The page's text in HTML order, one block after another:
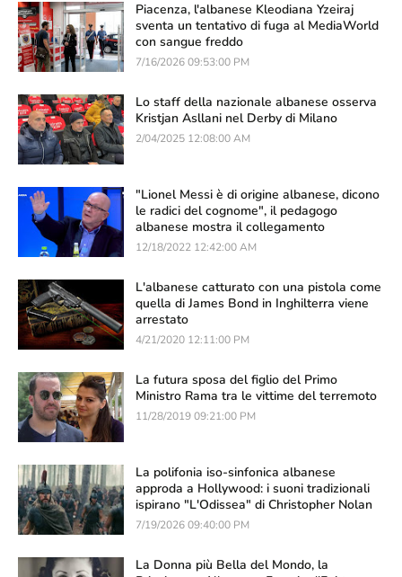
Piacenza, l'albanese Kleodiana Yzeiraj
sventa un tentativo di fuga al MediaWorld
con sangue freddo
7/16/2026 09:53:00 PM
Lo staff della nazionale albanese osserva
Kristjan Asllani nel Derby di Milano
2/04/2025 12:08:00 AM
"Lionel Messi è di origine albanese, dicono
le radici del cognome", il pedagogo
albanese mostra il collegamento
12/18/2022 12:42:00 AM
L'albanese catturato con una pistola come
quella di James Bond in Inghilterra viene
arrestato
4/21/2020 12:11:00 PM
La futura sposa del figlio del Primo
Ministro Rama tra le vittime del terremoto
11/28/2019 09:21:00 PM
La polifonia iso-sinfonica albanese
approda a Hollywood: i suoni tradizionali
ispirano "L'Odissea" di Christopher Nolan
7/19/2026 09:40:00 PM
La Donna più Bella del Mondo, la